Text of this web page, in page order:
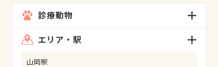
診療動物
エリア・駅
山岡駅